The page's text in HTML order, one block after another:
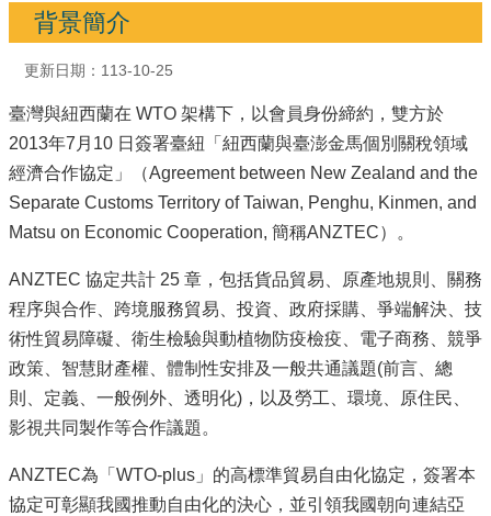
協
內
容
ANZTEC
大
事
商
務
人
士
短
期
入
承
諾
背景簡介
更新日期：113-10-25
臺灣與紐西蘭在 WTO 架構下，以會員身份締約，雙方於
2013年7月10 日簽署臺紐「紐西蘭與臺澎金馬個別關稅領域
經濟合作協定」（Agreement between New Zealand and the
Separate Customs Territory of Taiwan, Penghu, Kinmen, and
Matsu on Economic Cooperation, 簡稱ANZTEC）。
ANZTEC 協定共計 25 章，包括貨品貿易、原產地規則、關務
程序與合作、跨境服務貿易、投資、政府採購、爭端解決、技
術性貿易障礙、衛生檢驗與動植物防疫檢疫、電子商務、競爭
政策、智慧財產權、體制性安排及一般共通議題(前言、總
則、定義、一般例外、透明化)，以及勞工、環境、原住民、
影視共同製作等合作議題。
ANZTEC為「WTO-plus」的高標準貿易自由化協定，簽署本
協定可彰顯我國推動自由化的決心，並引領我國朝向連結亞